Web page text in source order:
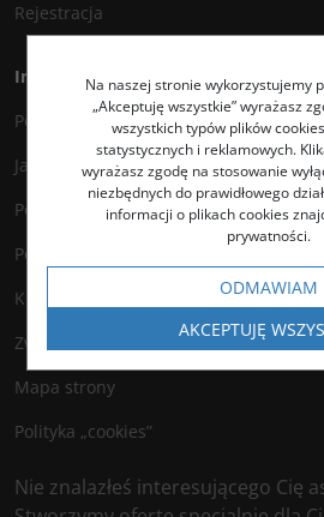
Rejestracja
Informacje
Polityka prywatności
Jak kupować?
Polityka legalności
Polityka antyspamowa
Kontakt
Zwroty
Mapa strony
Polityka „cookies”
Nie znalazłeś interesującego Cię
Na naszej stronie wykorzystujemy
„Akceptuję wszystkie” wyrażasz
wszystkich typów plików
statystycznych i reklamowych.
wyrażasz zgodę na stosowanie
niezbędnych do prawidłowego
informacji o plikach cookies
prywatności.
ODMAWIAM
AKCEPTUJĘ